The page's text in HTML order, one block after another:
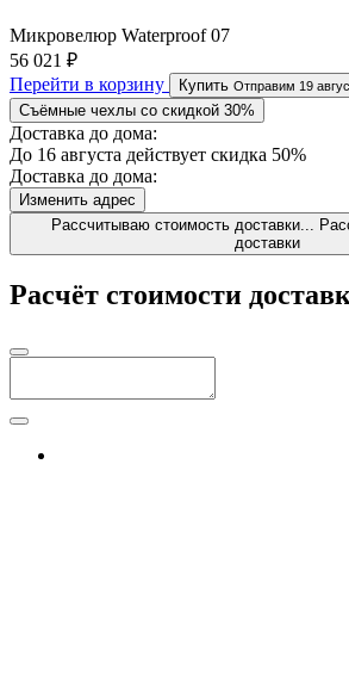
Микровелюр Waterproof 07
56 021 ₽
Перейти в корзину
Купить Отправим 19
Съёмные чехлы со скидкой 30%
Доставка до дома:
До 16 августа действует скидка 50%
Доставка до дома:
Изменить адрес
Рассчитываю стоимость доставки...
доставки
Расчёт стоимости